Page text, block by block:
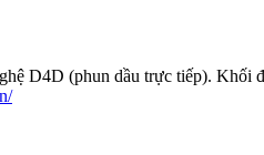
D4D (phun dầu trực tiếp). Khối